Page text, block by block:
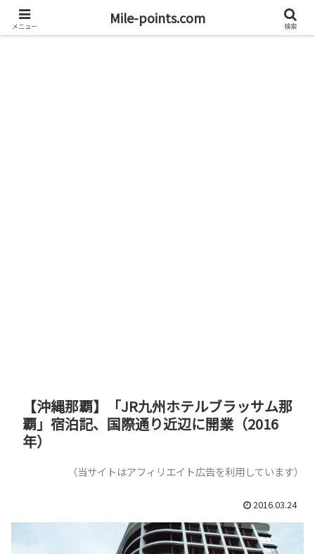
資産1億円を目指すブログと旅
【沖縄那覇】「JR九州ホテルブラッサム那
覇」宿泊記、国際通り近辺に開業（2016
年）
（当サイトはアフィリエイト広告を利用しています）
2016.03.24
メニュー Mile-points.com 検索